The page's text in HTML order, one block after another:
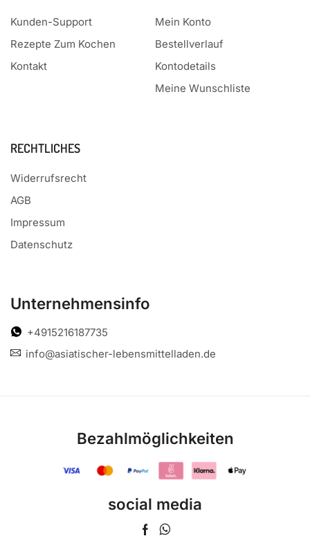
Kunden-Support
Rezepte Zum Kochen
Kontakt
Mein Konto
Bestellverlauf
Kontodetails
Meine Wunschliste
RECHTLICHES
Widerrufsrecht
AGB
Impressum
Datenschutz
Unternehmensinfo
+4915216187735
info@asiatischer-lebensmittelladen.de
Bezahlmöglichkeiten
social media